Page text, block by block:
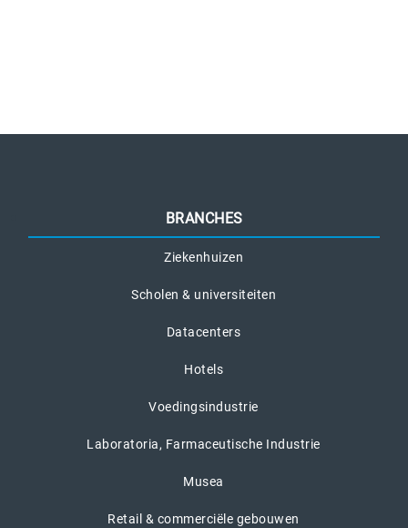
BRANCHES
Ziekenhuizen
Scholen & universiteiten
Datacenters
Hotels
Voedingsindustrie
Laboratoria, Farmaceutische Industrie
Musea
Retail & commerciële gebouwen